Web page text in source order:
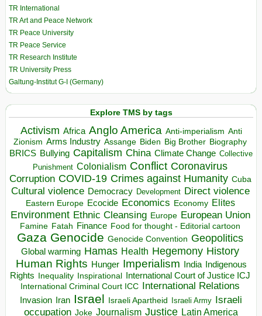
TR International
TR Art and Peace Network
TR Peace University
TR Peace Service
TR Research Institute
TR University Press
Galtung-Institut G-I (Germany)
Explore TMS by tags
Activism Africa Anglo America Anti-imperialism Anti
Zionism Arms Industry Assange Biden Big Brother Biography
BRICS Bullying Capitalism China Climate Change Collective
Punishment Colonialism Conflict Coronavirus
Corruption COVID-19 Crimes against Humanity Cuba
Cultural violence Democracy Development Direct violence
Eastern Europe Ecocide Economics Economy Elites
Environment Ethnic Cleansing Europe European Union
Famine Fatah Finance Food for thought - Editorial cartoon
Gaza Genocide Genocide Convention Geopolitics
Global warming Hamas Health Hegemony History
Human Rights Hunger Imperialism India Indigenous
Rights
Inequality Inspirational
International Court of Justice ICJ
International Criminal Court ICC
International Relations
Invasion Iran Israel Israeli Apartheid Israeli Army Israeli
occupation Joke Journalism Justice Latin America